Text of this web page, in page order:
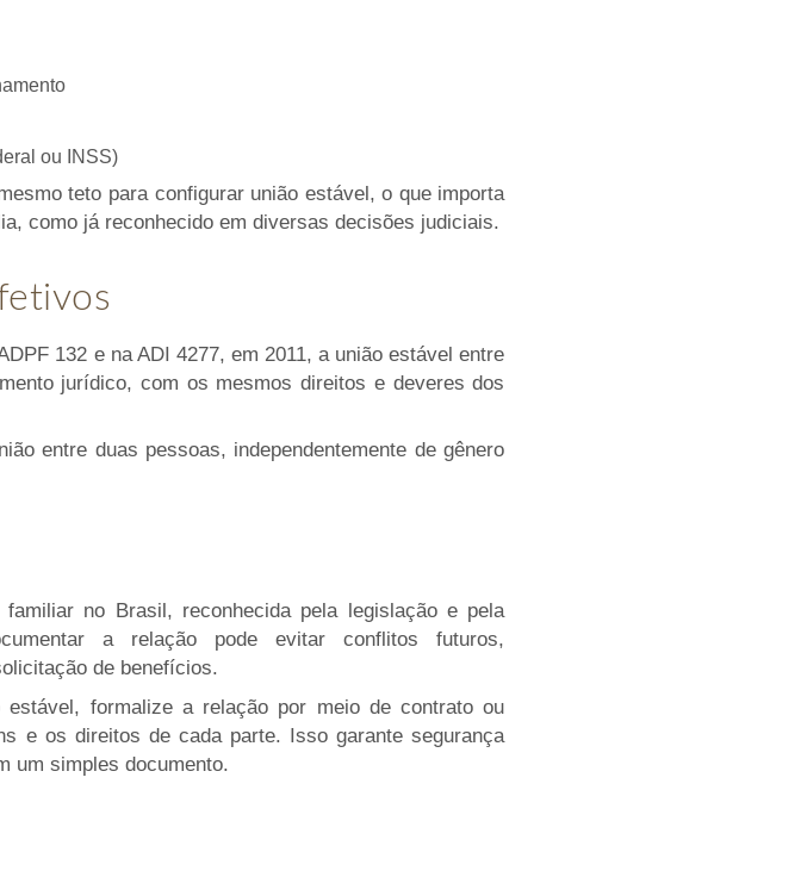
ou INSS)
teto para configurar união estável, o que importa
como já reconhecido em diversas decisões judiciais.
132 e na ADI 4277, em 2011, a união estável entre
jurídico, com os mesmos direitos e deveres dos
entre duas pessoas, independentemente de gênero
no Brasil, reconhecida pela legislação e pela
a relação pode evitar conflitos futuros,
de benefícios.
formalize a relação por meio de contrato ou
e os direitos de cada parte. Isso garante segurança
um simples documento.